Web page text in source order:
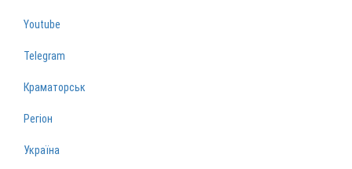
Youtube
Telegram
Краматорськ
Регіон
Україна